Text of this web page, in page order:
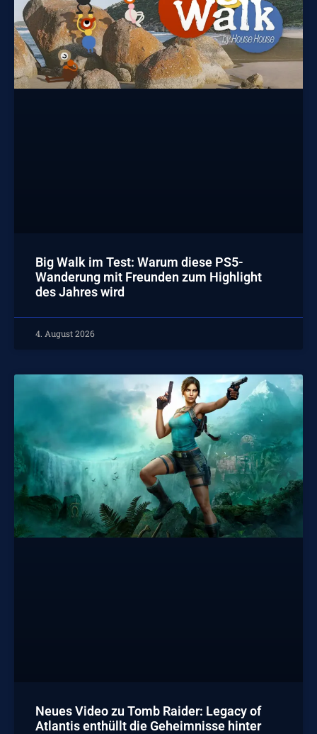
Big Walk im Test: Warum diese PS5-
Wanderung mit Freunden zum Highlight
des Jahres wird
4. August 2026
Neues Video zu Tomb Raider: Legacy of
Atlantis enthüllt die Geheimnisse hinter